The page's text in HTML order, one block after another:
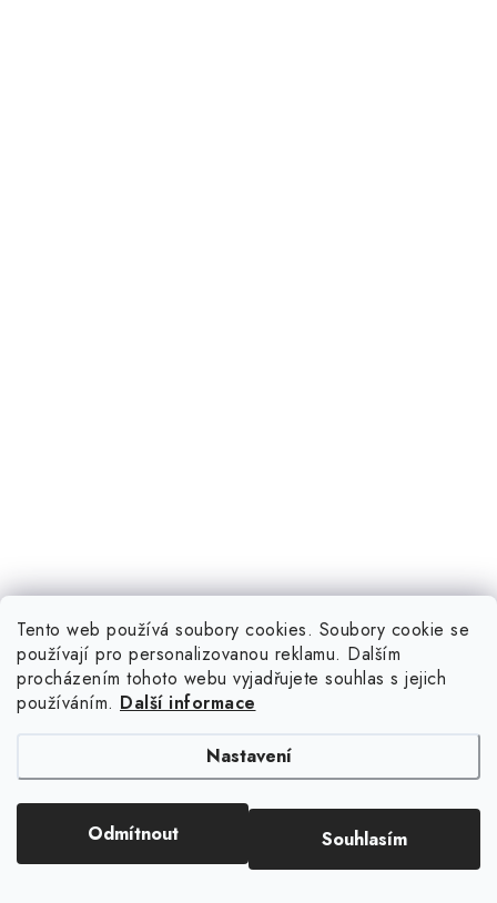
Tento web používá soubory cookies. Soubory cookie se
používají pro personalizovanou reklamu. Dalším
procházením tohoto webu vyjadřujete souhlas s jejich
používáním. Další informace
Nastavení
Odmítnout Souhlasím